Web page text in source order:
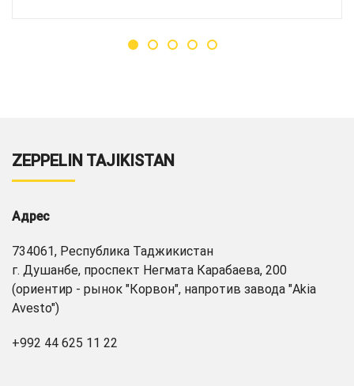
ZEPPELIN TAJIKISTAN
Адрес
734061, Республика Таджикистан
г. Душанбе, проспект Негмата Карабаева, 200
(ориентир - рынок "Корвон", напротив завода "Akia
Avesto")
+992 44 625 11 22